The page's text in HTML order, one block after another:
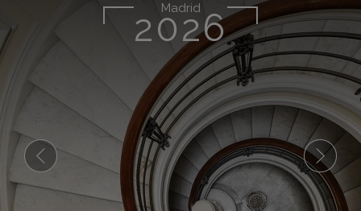
Madrid
2026